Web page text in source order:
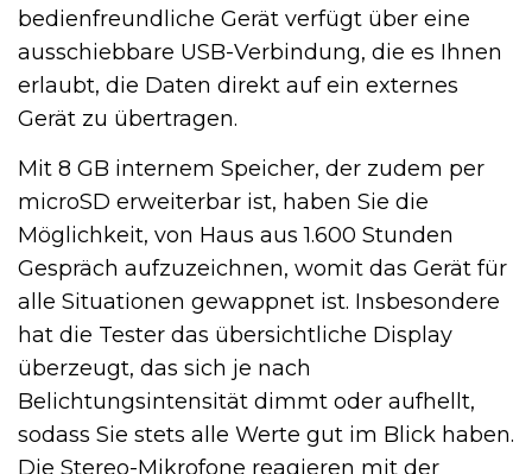
bedienfreundliche Gerät verfügt über eine
ausschiebbare USB-Verbindung, die es Ihnen
erlaubt, die Daten direkt auf ein externes
Gerät zu übertragen.
Mit 8 GB internem Speicher, der zudem per
microSD erweiterbar ist, haben Sie die
Möglichkeit, von Haus aus 1.600 Stunden
Gespräch aufzuzeichnen, womit das Gerät für
alle Situationen gewappnet ist. Insbesondere
hat die Tester das übersichtliche Display
überzeugt, das sich je nach
Belichtungsintensität dimmt oder aufhellt,
sodass Sie stets alle Werte gut im Blick haben.
Die Stereo-Mikrofone reagieren mit der